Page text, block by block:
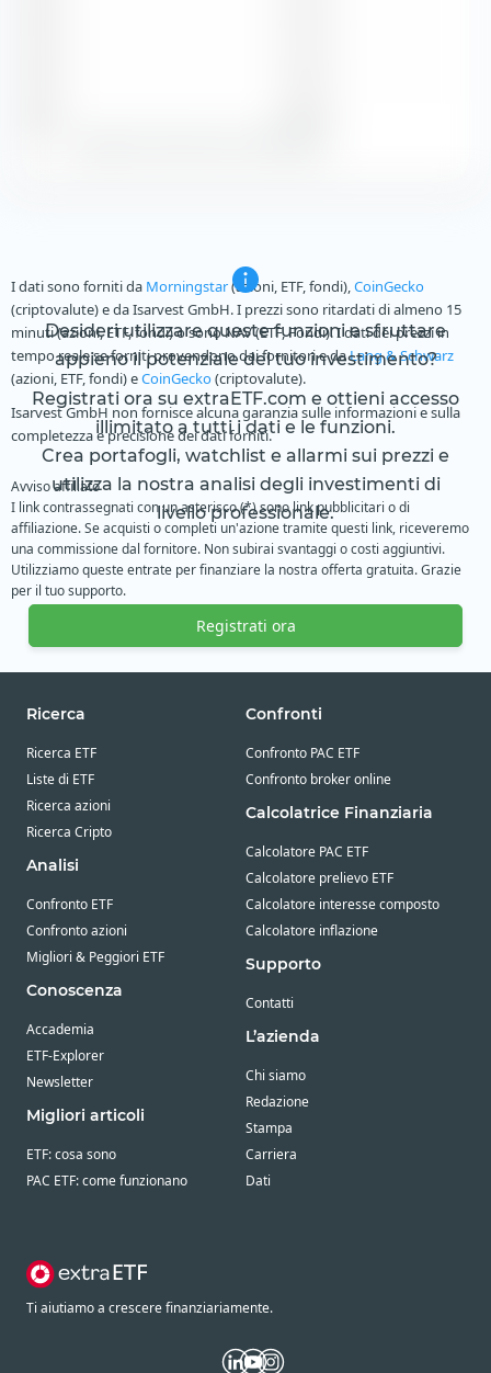
Desideri utilizzare queste funzioni e sfruttare
appieno il potenziale del tuo investimento?
Registrati ora su extraETF.com e ottieni accesso
illimitato a tutti i dati e le funzioni.
Crea portafogli, watchlist e allarmi sui prezzi e
utilizza la nostra analisi degli investimenti di
livello professionale.
Registrati ora
I dati sono forniti da Morningstar(azioni, ETF, fondi),CoinGecko
(criptovalute) e da Isarvest GmbH. I prezzi sono ritardati di almeno 15
minuti (azioni, ETF, fondi) o sono NAV (ETF, Fondi). I dati dei prezzi in
tempo reale se forniti provendono dai fornitori e daLang & Schwarz
(azioni, ETF, fondi) eCoinGecko(criptovalute).
Isarvest GmbH non fornisce alcuna garanzia sulle informazioni e sulla
completezza e precisione dei dati forniti.
Avviso affiliato
I link contrassegnati con un asterisco (*) sono link pubblicitari o di
affiliazione. Se acquisti o completi un'azione tramite questi link, riceveremo
una commissione dal fornitore. Non subirai svantaggi o costi aggiuntivi.
Utilizziamo queste entrate per finanziare la nostra offerta gratuita. Grazie
per il tuo supporto.
Ricerca
Ricerca ETF
Liste di ETF
Ricerca azioni
Ricerca Cripto
Analisi
Confronto ETF
Confronto azioni
Migliori & Peggiori ETF
Conoscenza
Accademia
ETF-Explorer
Newsletter
Migliori articoli
ETF: cosa sono
PAC ETF: come funzionano
Confronti
Confronto PAC ETF
Confronto broker online
Calcolatrice Finanziaria
Calcolatore PAC ETF
Calcolatore prelievo ETF
Calcolatore interesse composto
Calcolatore inflazione
Supporto
Contatti
L’azienda
Chi siamo
Redazione
Stampa
Carriera
Dati
Ti aiutiamo a crescere finanziariamente.